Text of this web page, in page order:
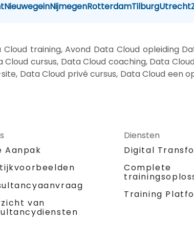
NieuwegeinNijmegenRotterdamTilburgUtrecht
training, Avond Data Cloud opleiding
cursus, Data Cloud coaching, Data
Data Cloud privé cursus, Data Cloud een
Aanpak
van
Diensten
Digital
Complete
Training